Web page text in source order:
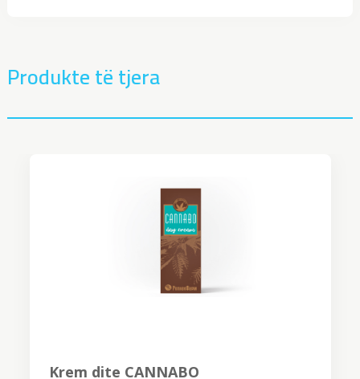
Produkte të tjera
Krem dite CANNABO